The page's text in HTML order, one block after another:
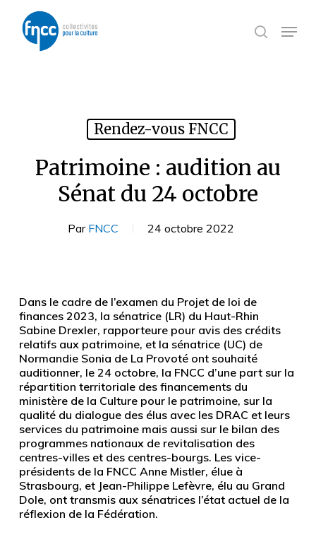
main
content
search
Menu
Rendez-vous FNCC
Patrimoine : audition au
Sénat du 24 octobre
Par FNCC 24 octobre 2022
Dans le cadre de l’examen du Projet de loi de
finances 2023, la sénatrice (LR) du Haut-Rhin
Sabine Drexler, rapporteure pour avis des crédits
relatifs aux patrimoine, et la sénatrice (UC) de
Normandie Sonia de La Provoté ont souhaité
auditionner, le 24 octobre, la FNCC d’une part sur la
répartition territoriale des financements du
ministère de la Culture pour le patrimoine, sur la
qualité du dialogue des élus avec les DRAC et leurs
services du patrimoine mais aussi sur le bilan des
programmes nationaux de revitalisation des
centres-villes et des centres-bourgs. Les vice-
présidents de la FNCC Anne Mistler, élue à
Strasbourg, et Jean-Philippe Lefèvre, élu au Grand
Dole, ont transmis aux sénatrices l’état actuel de la
réflexion de la Fédération.
Panneau de gestion des cookies